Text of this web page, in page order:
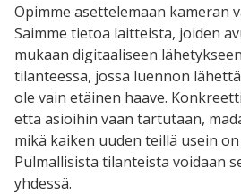
Opimme asettelemaan kameran
Saimme tietoa laitteista, joiden
mukaan digitaaliseen
tilanteessa, jossa luennon
ole vain etäinen haave.
että asioihin vaan tartutaan,
mikä kaiken uuden teillä usein
Pulmallisista tilanteista voidaan
yhdessä.